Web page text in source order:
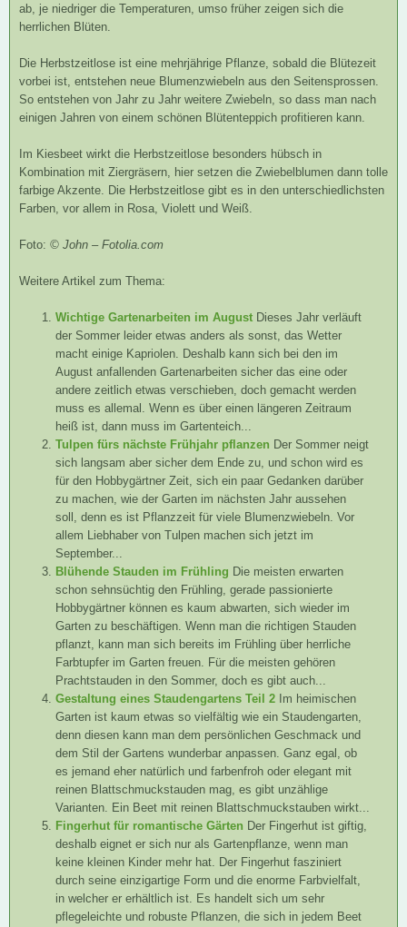
ab, je niedriger die Temperaturen, umso früher zeigen sich die
herrlichen Blüten.
Die Herbstzeitlose ist eine mehrjährige Pflanze, sobald die Blütezeit
vorbei ist, entstehen neue Blumenzwiebeln aus den Seitensprossen.
So entstehen von Jahr zu Jahr weitere Zwiebeln, so dass man nach
einigen Jahren von einem schönen Blütenteppich profitieren kann.
Im Kiesbeet wirkt die Herbstzeitlose besonders hübsch in
Kombination mit Ziergräsern, hier setzen die Zwiebelblumen dann tolle
farbige Akzente. Die Herbstzeitlose gibt es in den unterschiedlichsten
Farben, vor allem in Rosa, Violett und Weiß.
Foto: © John – Fotolia.com
Weitere Artikel zum Thema:
Wichtige Gartenarbeiten im August Dieses Jahr verläuft
der Sommer leider etwas anders als sonst, das Wetter
macht einige Kapriolen. Deshalb kann sich bei den im
August anfallenden Gartenarbeiten sicher das eine oder
andere zeitlich etwas verschieben, doch gemacht werden
muss es allemal. Wenn es über einen längeren Zeitraum
heiß ist, dann muss im Gartenteich...
Tulpen fürs nächste Frühjahr pflanzen Der Sommer neigt
sich langsam aber sicher dem Ende zu, und schon wird es
für den Hobbygärtner Zeit, sich ein paar Gedanken darüber
zu machen, wie der Garten im nächsten Jahr aussehen
soll, denn es ist Pflanzzeit für viele Blumenzwiebeln. Vor
allem Liebhaber von Tulpen machen sich jetzt im
September...
Blühende Stauden im Frühling Die meisten erwarten
schon sehnsüchtig den Frühling, gerade passionierte
Hobbygärtner können es kaum abwarten, sich wieder im
Garten zu beschäftigen. Wenn man die richtigen Stauden
pflanzt, kann man sich bereits im Frühling über herrliche
Farbtupfer im Garten freuen. Für die meisten gehören
Prachtstauden in den Sommer, doch es gibt auch...
Gestaltung eines Staudengartens Teil 2 Im heimischen
Garten ist kaum etwas so vielfältig wie ein Staudengarten,
denn diesen kann man dem persönlichen Geschmack und
dem Stil der Gartens wunderbar anpassen. Ganz egal, ob
es jemand eher natürlich und farbenfroh oder elegant mit
reinen Blattschmuckstauden mag, es gibt unzählige
Varianten. Ein Beet mit reinen Blattschmuckstauben wirkt...
Fingerhut für romantische Gärten Der Fingerhut ist giftig,
deshalb eignet er sich nur als Gartenpflanze, wenn man
keine kleinen Kinder mehr hat. Der Fingerhut fasziniert
durch seine einzigartige Form und die enorme Farbvielfalt,
in welcher er erhältlich ist. Es handelt sich um sehr
pflegeleichte und robuste Pflanzen, die sich in jedem Beet